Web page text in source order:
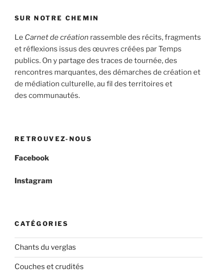
SUR NOTRE CHEMIN
Le Carnet de création rassemble des récits, fragments
et réflexions issus des œuvres créées par Temps
publics. On y partage des traces de tournée, des
rencontres marquantes, des démarches de création et
de médiation culturelle, au fil des territoires et
des communautés.
RETROUVEZ-NOUS
Facebook
Instagram
CATÉGORIES
Chants du verglas
Couches et crudités